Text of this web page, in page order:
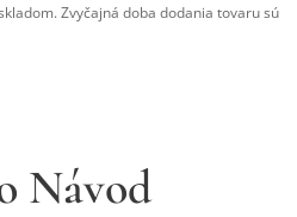
Zvyčajná doba dodania tovaru sú
Návod